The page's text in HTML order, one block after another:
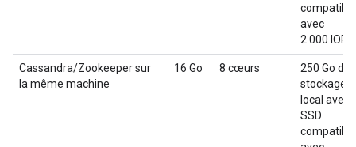
compatible
avec
2 000 IOPS
Cassandra/Zookeeper sur
la même machine
16 Go 8 cœurs
250 Go de
stockage
local avec
SSD
compatible